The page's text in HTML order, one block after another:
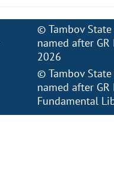
© Tambov
named after
2026
© Tambov
named after
Fundamental